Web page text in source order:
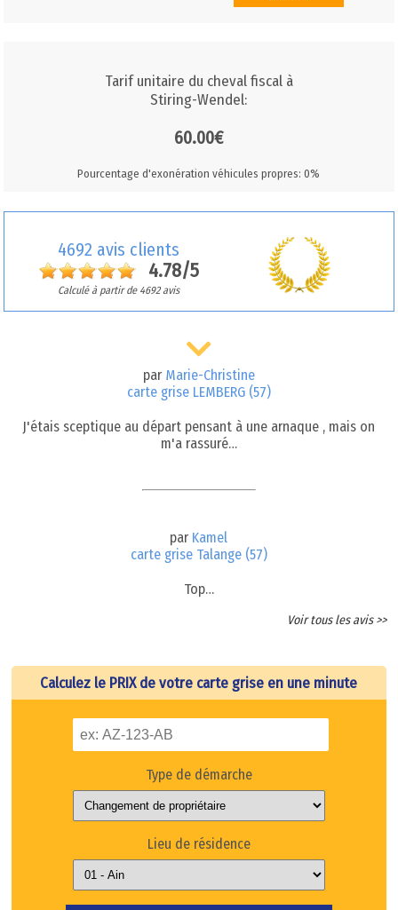
Tarif unitaire du cheval fiscal à
Stiring-Wendel:
60.00€
Pourcentage d'exonération véhicules propres: 0%
4692 avis clients
4.78/5
Calculé à partir de 4692 avis
par Marie-Christine
carte grise LEMBERG (57)
J'étais sceptique au départ pensant à une arnaque , mais on
m'a rassuré…
par Kamel
carte grise Talange (57)
Top…
Voir tous les avis >>
Calculez le PRIX de votre carte grise en une minute
Type de démarche
Lieu de résidence